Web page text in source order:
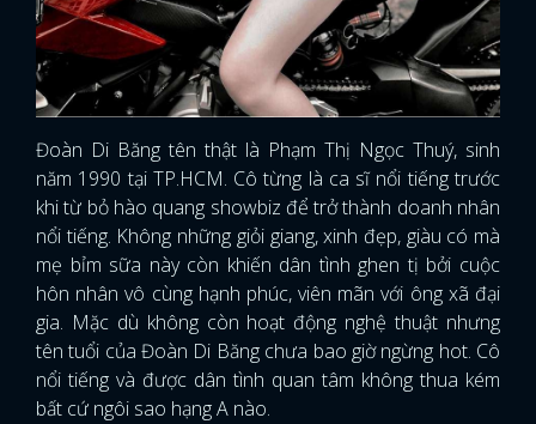
Đoàn Di Băng tên thật là Phạm Thị Ngọc Thuý, sinh
năm 1990 tại TP.HCM. Cô từng là ca sĩ nổi tiếng trước
khi từ bỏ hào quang showbiz để trở thành doanh nhân
nổi tiếng. Không những giỏi giang, xinh đẹp, giàu có mà
mẹ bỉm sữa này còn khiến dân tình ghen tị bởi cuộc
hôn nhân vô cùng hạnh phúc, viên mãn với ông xã đại
gia. Mặc dù không còn hoạt động nghệ thuật nhưng
tên tuổi của Đoàn Di Băng chưa bao giờ ngừng hot. Cô
nổi tiếng và được dân tình quan tâm không thua kém
bất cứ ngôi sao hạng A nào.